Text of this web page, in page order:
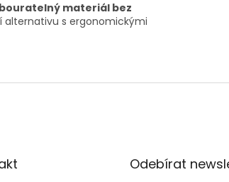
materiál bez
alternativu s ergonomickými
Odebírat